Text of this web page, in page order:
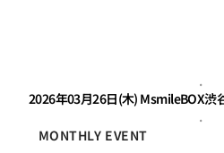
.
2026年03月26日(木) MsmileBOX渋
.
MONTHLY EVENT